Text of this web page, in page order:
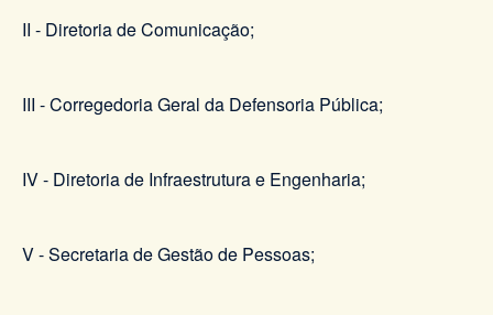
II - Diretoria de Comunicação;
III - Corregedoria Geral da Defensoria Pública;
IV - Diretoria de Infraestrutura e Engenharia;
V - Secretaria de Gestão de Pessoas;